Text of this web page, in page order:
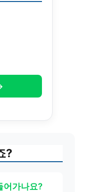
?
어가나요?